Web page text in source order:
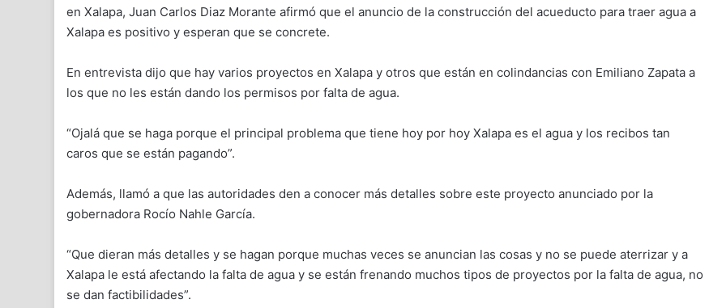
en Xalapa, Juan Carlos Diaz Morante afirmó que el anuncio de la construcción del acueducto para traer agua a
Xalapa es positivo y esperan que se concrete.
En entrevista dijo que hay varios proyectos en Xalapa y otros que están en colindancias con Emiliano Zapata a
los que no les están dando los permisos por falta de agua.
“Ojalá que se haga porque el principal problema que tiene hoy por hoy Xalapa es el agua y los recibos tan
caros que se están pagando”.
Además, llamó a que las autoridades den a conocer más detalles sobre este proyecto anunciado por la
gobernadora Rocío Nahle García.
“Que dieran más detalles y se hagan porque muchas veces se anuncian las cosas y no se puede aterrizar y a
Xalapa le está afectando la falta de agua y se están frenando muchos tipos de proyectos por la falta de agua, no
se dan factibilidades”.